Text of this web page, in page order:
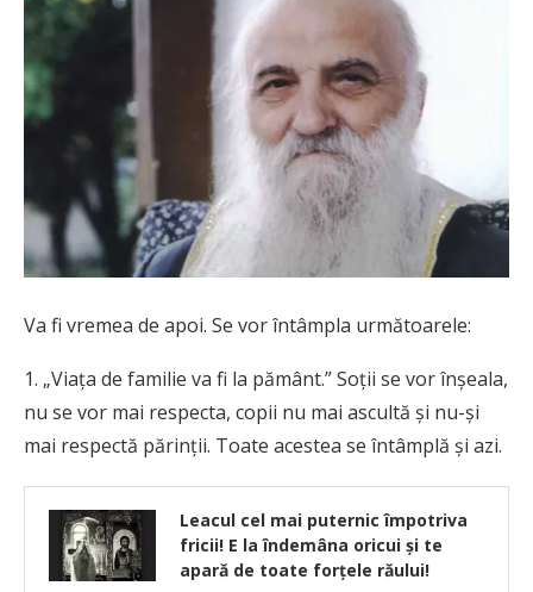
Va fi vremea de apoi. Se vor întâmpla următoarele:
1. „Viaţa de familie va fi la pământ.” Soţii se vor înşeala,
nu se vor mai respecta, copii nu mai ascultă şi nu-şi
mai respectă părinţii. Toate acestea se întâmplă şi azi.
Leacul cel mai puternic împotriva
fricii! E la îndemâna oricui și te
apară de toate forțele răului!